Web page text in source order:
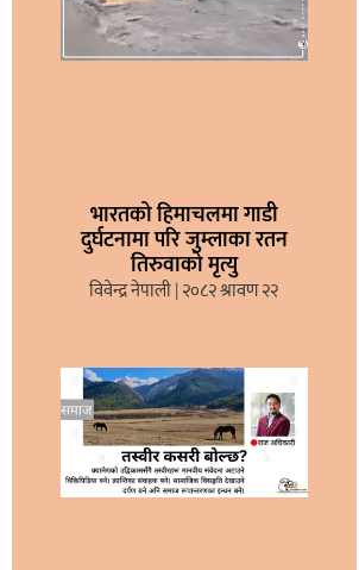
भारतको हिमाचलमा गाडी
दुर्घटनामा परि जुम्लाका रतन
तिरुवाको मृत्यु
विवेन्द्र नेपाली २०८२ श्रावण २२